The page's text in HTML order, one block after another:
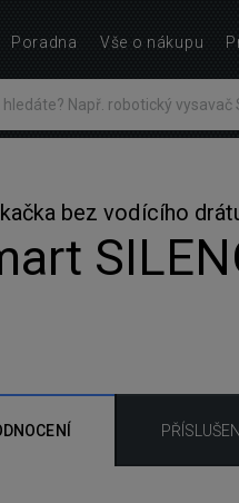
bez vodícího
Poradna Vše o nákupu